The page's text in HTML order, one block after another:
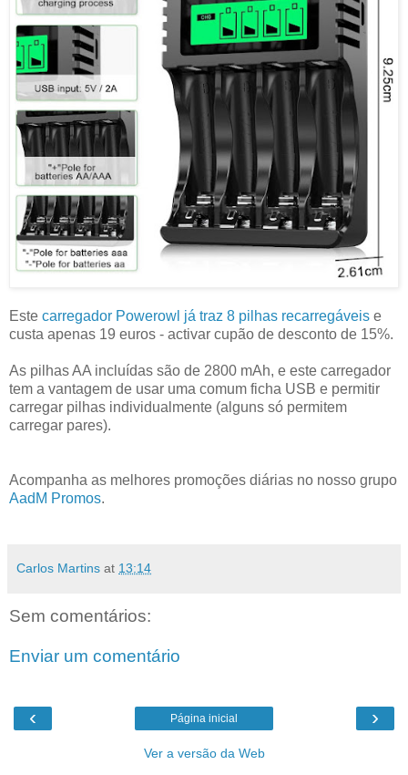
Este carregador Powerowl já traz 8 pilhas recarregáveis e
custa apenas 19 euros - activar cupão de desconto de 15%.
As pilhas AA incluídas são de 2800 mAh, e este carregador
tem a vantagem de usar uma comum ficha USB e permitir
carregar pilhas individualmente (alguns só permitem
carregar pares).
Acompanha as melhores promoções diárias no nosso grupo
AadM Promos.
Carlos Martins at 13:14
Sem comentários:
Enviar um comentário
‹ ›
Página inicial
Ver a versão da Web